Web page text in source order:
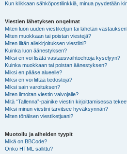
Kun klikkaan sähköpostilinkkiä, minua pyydetään
Viestien lähetyksen ongelmat
Miten luon uuden viestiketjun tai lähetän
Miten muokkaan tai poistan viestejä?
Miten liitän allekirjoituksen viestiini?
Kuinka luon äänestyksen?
Miksi en voi lisätä vastausvaihtoehtoja kyselyyn?
Kuinka muokkaan tai poistan äänestyksen?
Miksi en pääse alueelle?
Miksi en voi liittää tiedostoja?
Miksi sain varoituksen?
Miten ilmoitan viestin valvojalle?
Mitä “Tallenna”-painike viestin kirjoittamisessa
Miksi minun viestini tarvitsee hyväksynnän?
Miten tönäisen viestiketjuani?
Muotoilu ja aiheiden tyypit
Mikä on BBCode?
Onko HTML sallittu?